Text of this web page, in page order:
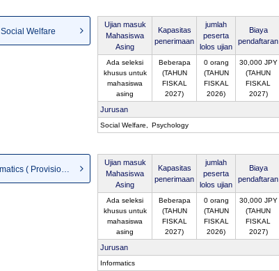
Social Welfare
Ujian masuk
Mahasiswa
Asing
Kapasitas
penerimaan
jumlah
peserta
lolos ujian
Biaya
pendaftaran
Ada seleksi
khusus untuk
mahasiswa
asing
Beberapa
(TAHUN
FISKAL
2027)
0 orang
(TAHUN
FISKAL
2026)
30,000 JPY
(TAHUN
FISKAL
2027)
Jurusan
Social Welfare Psychology
Informatics ( Provisional n...
Ujian masuk
Mahasiswa
Asing
Kapasitas
penerimaan
jumlah
peserta
lolos ujian
Biaya
pendaftaran
Ada seleksi
khusus untuk
mahasiswa
asing
Beberapa
(TAHUN
FISKAL
2027)
0 orang
(TAHUN
FISKAL
2026)
30,000 JPY
(TAHUN
FISKAL
2027)
Jurusan
Informatics